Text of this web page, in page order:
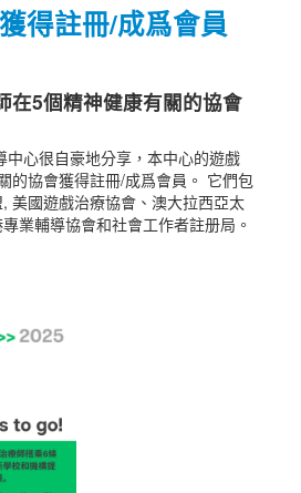
得註冊/成爲會員
在5個精神健康有關的協會
心很自豪地分享，本中心的遊戲
的協會獲得註冊/成爲會員。 它們包
美國遊戲治療協會、澳大拉西亞太
業輔導協會和社會工作者註册局。